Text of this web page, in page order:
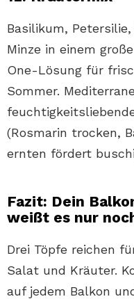
Basilikum,
Minze in einem
One-Lösung für
Sommer.
(Rosmarin trocken,
ernten fördert
Fazit: Dein
weißt es nur
Drei Töpfe reichen
Salat und Kräuter.
auf jedem Balkon